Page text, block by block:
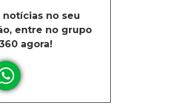
no seu
entre no grupo
agora!